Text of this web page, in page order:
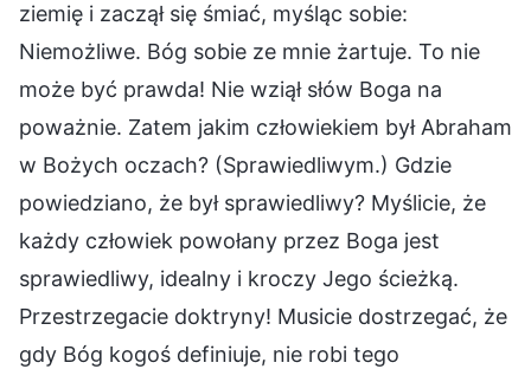
ziemię i zaczął się śmiać, myśląc sobie:
Niemożliwe. Bóg sobie ze mnie żartuje. To nie
może być prawda! Nie wziął słów Boga na
poważnie. Zatem jakim człowiekiem był Abraham
w Bożych oczach? (Sprawiedliwym.) Gdzie
powiedziano, że był sprawiedliwy? Myślicie, że
każdy człowiek powołany przez Boga jest
sprawiedliwy, idealny i kroczy Jego ścieżką.
Przestrzegacie doktryny! Musicie dostrzegać, że
gdy Bóg kogoś definiuje, nie robi tego